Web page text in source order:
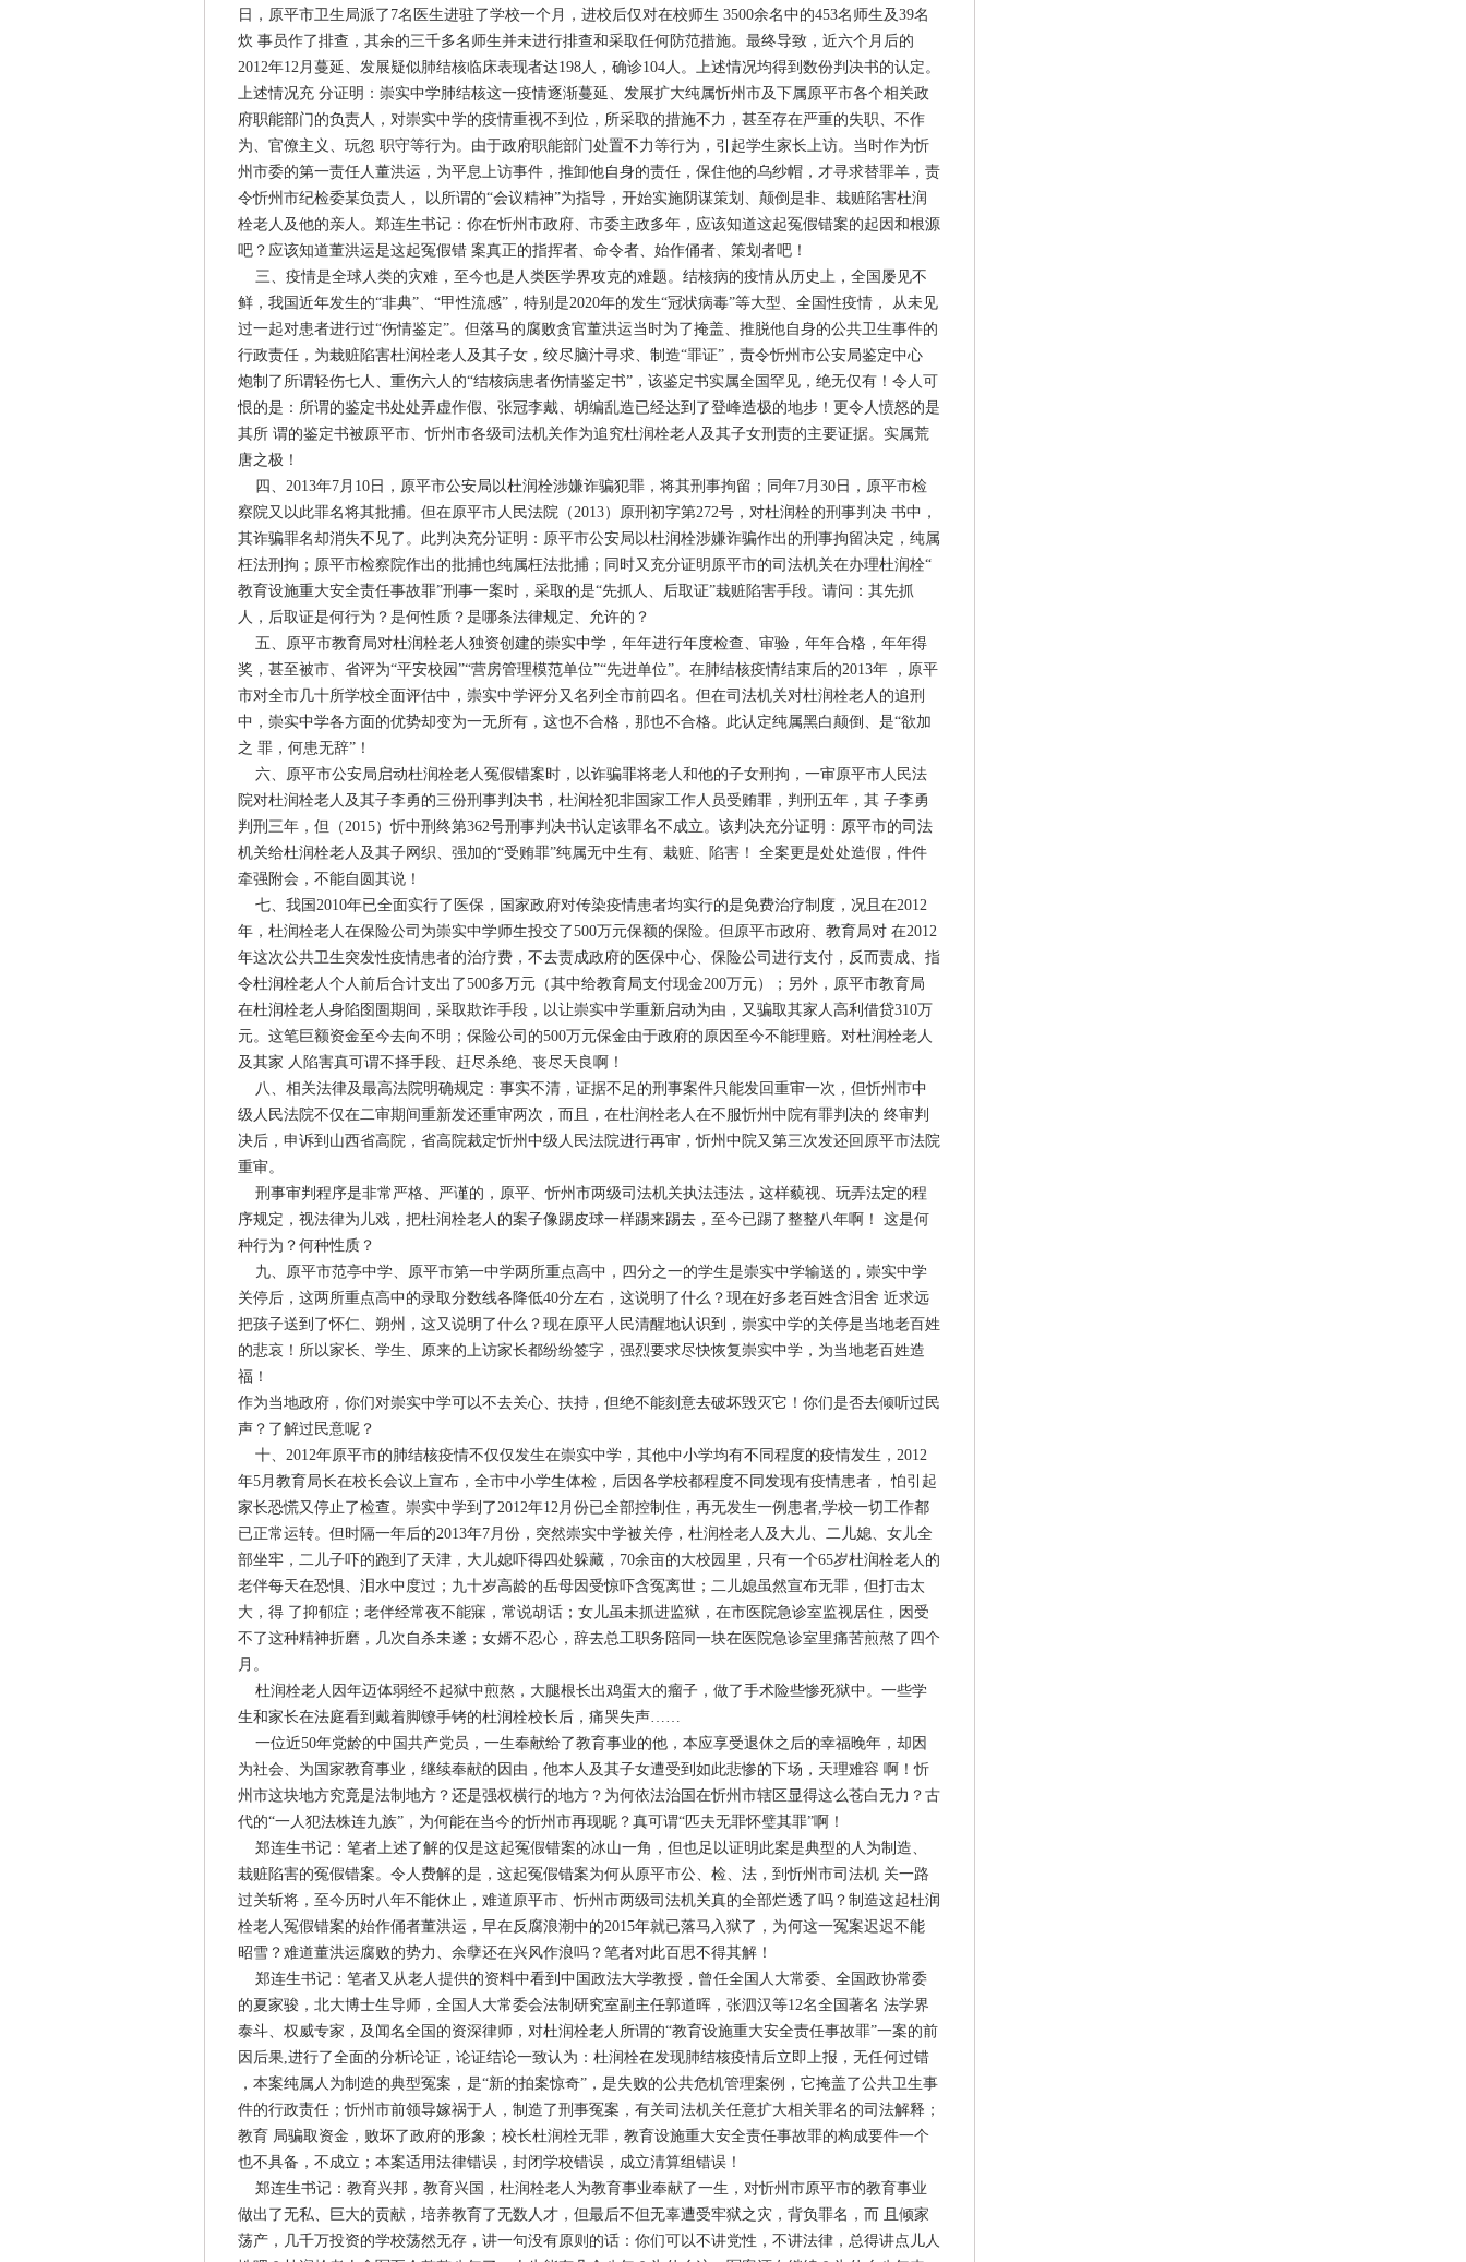
日，原平市卫生局派了7名医生进驻了学校一个月，进校后仅对在校师生 3500余名中的453名师生及39名
炊 事员作了排查，其余的三千多名师生并未进行排查和采取任何防范措施。最终导致，近六个月后的
2012年12月蔓延、发展疑似肺结核临床表现者达198人，确诊104人。上述情况均得到数份判决书的认定。
上述情况充 分证明：崇实中学肺结核这一疫情逐渐蔓延、发展扩大纯属忻州市及下属原平市各个相关政
府职能部门的负责人，对崇实中学的疫情重视不到位，所采取的措施不力，甚至存在严重的失职、不作
为、官僚主义、玩忽 职守等行为。由于政府职能部门处置不力等行为，引起学生家长上访。当时作为忻
州市委的第一责任人董洪运，为平息上访事件，推卸他自身的责任，保住他的乌纱帽，才寻求替罪羊，责
令忻州市纪检委某负责人， 以所谓的“会议精神”为指导，开始实施阴谋策划、颠倒是非、栽赃陷害杜润
栓老人及他的亲人。郑连生书记：你在忻州市政府、市委主政多年，应该知道这起冤假错案的起因和根源
吧？应该知道董洪运是这起冤假错 案真正的指挥者、命令者、始作俑者、策划者吧！
三、疫情是全球人类的灾难，至今也是人类医学界攻克的难题。结核病的疫情从历史上，全国屡见不
鲜，我国近年发生的“非典”、“甲性流感”，特别是2020年的发生“冠状病毒”等大型、全国性疫情， 从未见
过一起对患者进行过“伤情鉴定”。但落马的腐败贪官董洪运当时为了掩盖、推脱他自身的公共卫生事件的
行政责任，为栽赃陷害杜润栓老人及其子女，绞尽脑汁寻求、制造“罪证”，责令忻州市公安局鉴定中心
炮制了所谓轻伤七人、重伤六人的“结核病患者伤情鉴定书”，该鉴定书实属全国罕见，绝无仅有！令人可
恨的是：所谓的鉴定书处处弄虚作假、张冠李戴、胡编乱造已经达到了登峰造极的地步！更令人愤怒的是
其所 谓的鉴定书被原平市、忻州市各级司法机关作为追究杜润栓老人及其子女刑责的主要证据。实属荒
唐之极！
四、2013年7月10日，原平市公安局以杜润栓涉嫌诈骗犯罪，将其刑事拘留；同年7月30日，原平市检
察院又以此罪名将其批捕。但在原平市人民法院（2013）原刑初字第272号，对杜润栓的刑事判决 书中，
其诈骗罪名却消失不见了。此判决充分证明：原平市公安局以杜润栓涉嫌诈骗作出的刑事拘留决定，纯属
枉法刑拘；原平市检察院作出的批捕也纯属枉法批捕；同时又充分证明原平市的司法机关在办理杜润栓“
教育设施重大安全责任事故罪”刑事一案时，采取的是“先抓人、后取证”栽赃陷害手段。请问：其先抓
人，后取证是何行为？是何性质？是哪条法律规定、允许的？
五、原平市教育局对杜润栓老人独资创建的崇实中学，年年进行年度检查、审验，年年合格，年年得
奖，甚至被市、省评为“平安校园”“营房管理模范单位”“先进单位”。在肺结核疫情结束后的2013年 ，原平
市对全市几十所学校全面评估中，崇实中学评分又名列全市前四名。但在司法机关对杜润栓老人的追刑
中，崇实中学各方面的优势却变为一无所有，这也不合格，那也不合格。此认定纯属黑白颠倒、是“欲加
之 罪，何患无辞”！
六、原平市公安局启动杜润栓老人冤假错案时，以诈骗罪将老人和他的子女刑拘，一审原平市人民法
院对杜润栓老人及其子李勇的三份刑事判决书，杜润栓犯非国家工作人员受贿罪，判刑五年，其 子李勇
判刑三年，但（2015）忻中刑终第362号刑事判决书认定该罪名不成立。该判决充分证明：原平市的司法
机关给杜润栓老人及其子网织、强加的“受贿罪”纯属无中生有、栽赃、陷害！ 全案更是处处造假，件件
牵强附会，不能自圆其说！
七、我国2010年已全面实行了医保，国家政府对传染疫情患者均实行的是免费治疗制度，况且在2012
年，杜润栓老人在保险公司为崇实中学师生投交了500万元保额的保险。但原平市政府、教育局对 在2012
年这次公共卫生突发性疫情患者的治疗费，不去责成政府的医保中心、保险公司进行支付，反而责成、指
令杜润栓老人个人前后合计支出了500多万元（其中给教育局支付现金200万元）；另外，原平市教育局
在杜润栓老人身陷囹圄期间，采取欺诈手段，以让崇实中学重新启动为由，又骗取其家人高利借贷310万
元。这笔巨额资金至今去向不明；保险公司的500万元保金由于政府的原因至今不能理赔。对杜润栓老人
及其家 人陷害真可谓不择手段、赶尽杀绝、丧尽天良啊！
八、相关法律及最高法院明确规定：事实不清，证据不足的刑事案件只能发回重审一次，但忻州市中
级人民法院不仅在二审期间重新发还重审两次，而且，在杜润栓老人在不服忻州中院有罪判决的 终审判
决后，申诉到山西省高院，省高院裁定忻州中级人民法院进行再审，忻州中院又第三次发还回原平市法院
重审。
刑事审判程序是非常严格、严谨的，原平、忻州市两级司法机关执法违法，这样藐视、玩弄法定的程
序规定，视法律为儿戏，把杜润栓老人的案子像踢皮球一样踢来踢去，至今已踢了整整八年啊！ 这是何
种行为？何种性质？
九、原平市范亭中学、原平市第一中学两所重点高中，四分之一的学生是崇实中学输送的，崇实中学
关停后，这两所重点高中的录取分数线各降低40分左右，这说明了什么？现在好多老百姓含泪舍 近求远
把孩子送到了怀仁、朔州，这又说明了什么？现在原平人民清醒地认识到，崇实中学的关停是当地老百姓
的悲哀！所以家长、学生、原来的上访家长都纷纷签字，强烈要求尽快恢复崇实中学，为当地老百姓造
福！
作为当地政府，你们对崇实中学可以不去关心、扶持，但绝不能刻意去破坏毁灭它！你们是否去倾听过民
声？了解过民意呢？
十、2012年原平市的肺结核疫情不仅仅发生在崇实中学，其他中小学均有不同程度的疫情发生，2012
年5月教育局长在校长会议上宣布，全市中小学生体检，后因各学校都程度不同发现有疫情患者， 怕引起
家长恐慌又停止了检查。崇实中学到了2012年12月份已全部控制住，再无发生一例患者,学校一切工作都
已正常运转。但时隔一年后的2013年7月份，突然崇实中学被关停，杜润栓老人及大儿、二儿媳、女儿全
部坐牢，二儿子吓的跑到了天津，大儿媳吓得四处躲藏，70余亩的大校园里，只有一个65岁杜润栓老人的
老伴每天在恐惧、泪水中度过；九十岁高龄的岳母因受惊吓含冤离世；二儿媳虽然宣布无罪，但打击太
大，得 了抑郁症；老伴经常夜不能寐，常说胡话；女儿虽未抓进监狱，在市医院急诊室监视居住，因受
不了这种精神折磨，几次自杀未遂；女婿不忍心，辞去总工职务陪同一块在医院急诊室里痛苦煎熬了四个
月。
杜润栓老人因年迈体弱经不起狱中煎熬，大腿根长出鸡蛋大的瘤子，做了手术险些惨死狱中。一些学
生和家长在法庭看到戴着脚镣手铐的杜润栓校长后，痛哭失声……
一位近50年党龄的中国共产党员，一生奉献给了教育事业的他，本应享受退休之后的幸福晚年，却因
为社会、为国家教育事业，继续奉献的因由，他本人及其子女遭受到如此悲惨的下场，天理难容 啊！忻
州市这块地方究竟是法制地方？还是强权横行的地方？为何依法治国在忻州市辖区显得这么苍白无力？古
代的“一人犯法株连九族”，为何能在当今的忻州市再现昵？真可谓“匹夫无罪怀璧其罪”啊！
郑连生书记：笔者上述了解的仅是这起冤假错案的冰山一角，但也足以证明此案是典型的人为制造、
栽赃陷害的冤假错案。令人费解的是，这起冤假错案为何从原平市公、检、法，到忻州市司法机 关一路
过关斩将，至今历时八年不能休止，难道原平市、忻州市两级司法机关真的全部烂透了吗？制造这起杜润
栓老人冤假错案的始作俑者董洪运，早在反腐浪潮中的2015年就已落马入狱了，为何这一冤案迟迟不能
昭雪？难道董洪运腐败的势力、余孽还在兴风作浪吗？笔者对此百思不得其解！
郑连生书记：笔者又从老人提供的资料中看到中国政法大学教授，曾任全国人大常委、全国政协常委
的夏家骏，北大博士生导师，全国人大常委会法制研究室副主任郭道晖，张泗汉等12名全国著名 法学界
泰斗、权威专家，及闻名全国的资深律师，对杜润栓老人所谓的“教育设施重大安全责任事故罪”一案的前
因后果,进行了全面的分析论证，论证结论一致认为：杜润栓在发现肺结核疫情后立即上报，无任何过错
，本案纯属人为制造的典型冤案，是“新的拍案惊奇”，是失败的公共危机管理案例，它掩盖了公共卫生事
件的行政责任；忻州市前领导嫁祸于人，制造了刑事冤案，有关司法机关任意扩大相关罪名的司法解释；
教育 局骗取资金，败坏了政府的形象；校长杜润栓无罪，教育设施重大安全责任事故罪的构成要件一个
也不具备，不成立；本案适用法律错误，封闭学校错误，成立清算组错误！
郑连生书记：教育兴邦，教育兴国，杜润栓老人为教育事业奉献了一生，对忻州市原平市的教育事业
做出了无私、巨大的贡献，培养教育了无数人才，但最后不但无辜遭受牢狱之灾，背负罪名，而 且倾家
荡产，几千万投资的学校荡然无存，讲一句没有原则的话：你们可以不讲党性，不讲法律，总得讲点儿人